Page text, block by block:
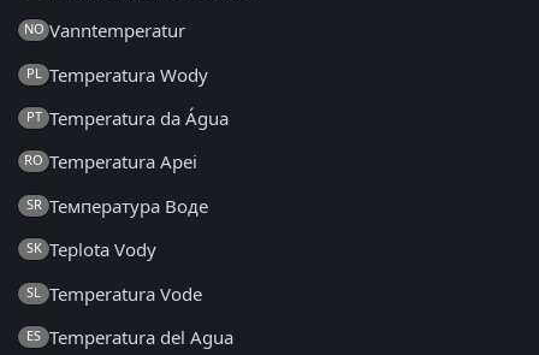
NO Vanntemperatur
PL Temperatura Wody
PT Temperatura da Água
RO Temperatura Apei
SR Температура Воде
SK Teplota Vody
SL Temperatura Vode
ES Temperatura del Agua